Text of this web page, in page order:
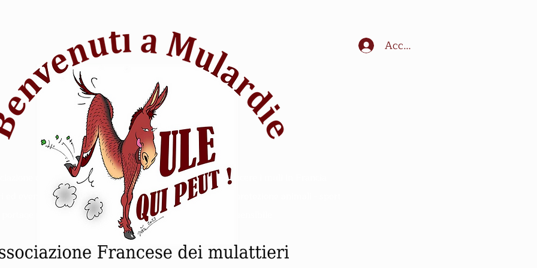
di appassionati di equitazione che vuole far conoscere i muli in Francia
ed eventi. Animale Mulo soccorso equitazione - Rifugio protezione animali - sport
- portage pipistrello escursioni - competizione intelligenza sensibile
Accedi